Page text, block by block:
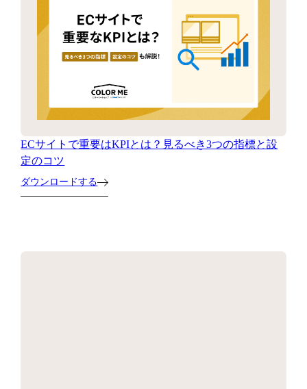
ECサイトで重要はKPIとは？見るべき3つの指標と設
定のコツ
ダウンロードする